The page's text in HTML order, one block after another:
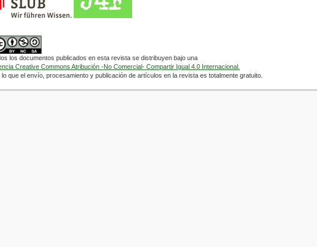
los documentos publicados en esta revista se distribuyen bajo una
Creative Commons Atribución -No Comercial- Compartir Igual 4.0 Internacional.
lo que el envío, procesamiento y publicación de artículos en la revista es totalmente gratuito.